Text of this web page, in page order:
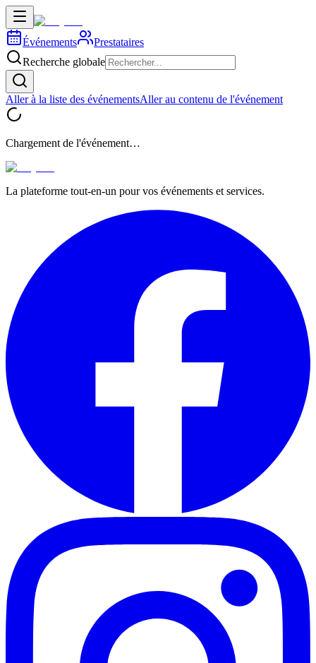
Événements
Prestataires
Recherche globale
Aller à la liste des événementsAller au contenu de l'événement
Chargement de l'événement…
La plateforme tout-en-un pour vos événements et services.